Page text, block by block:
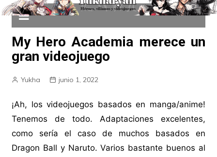
My Hero Academia merece un
gran videojuego
Yukha junio 1, 2022
¡Ah, los videojuegos basados en manga/anime!
Tenemos de todo. Adaptaciones excelentes,
como sería el caso de muchos basados en
Dragon Ball y Naruto. Varios bastante buenos al